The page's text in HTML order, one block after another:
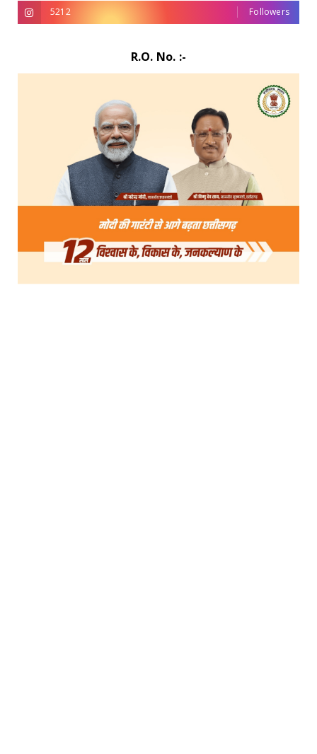
5212 Followers
R.O. No. :-